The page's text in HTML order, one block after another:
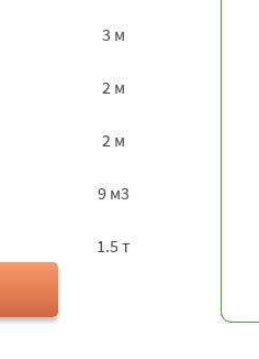
3 м
2 м
2 м
9 м3
1.5 т